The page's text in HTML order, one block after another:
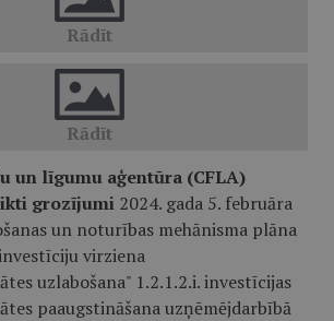
un līgumu aģentūra (CFLA)
grozījumi 2024. gada 5. februāra
un noturības mehānisma plāna
virziena
uzlabošana" 1.2.1.2.i. investīcijas
paaugstināšana uzņēmējdarbībā